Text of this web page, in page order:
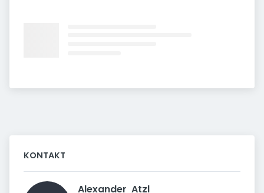
KONTAKT
Alexander  Atzl